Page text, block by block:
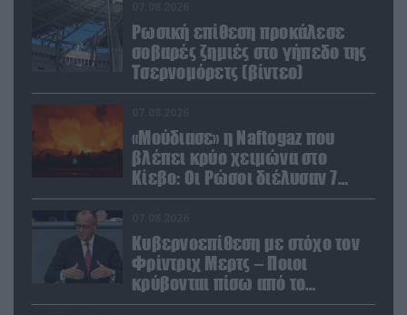
Ρωσική επίθεση προκάλεσε
σοβαρές ζημιές στο γήπεδο της
Τσερνομόρετς (βίντεο)
«Μούδιασε» η Naftogaz που
βλέπει κρύο χειμώνα στο
Κίεβο: Οι Ρώσοι διέλυσαν 7
εγκαταστάσεις του ουκρανικού
Κυβερνοεπίθεση με στόχο τον
Φρίντριχ Μερτς – Ποιοι
κρύβονται πίσω από το
παραποιημένο βίντεο